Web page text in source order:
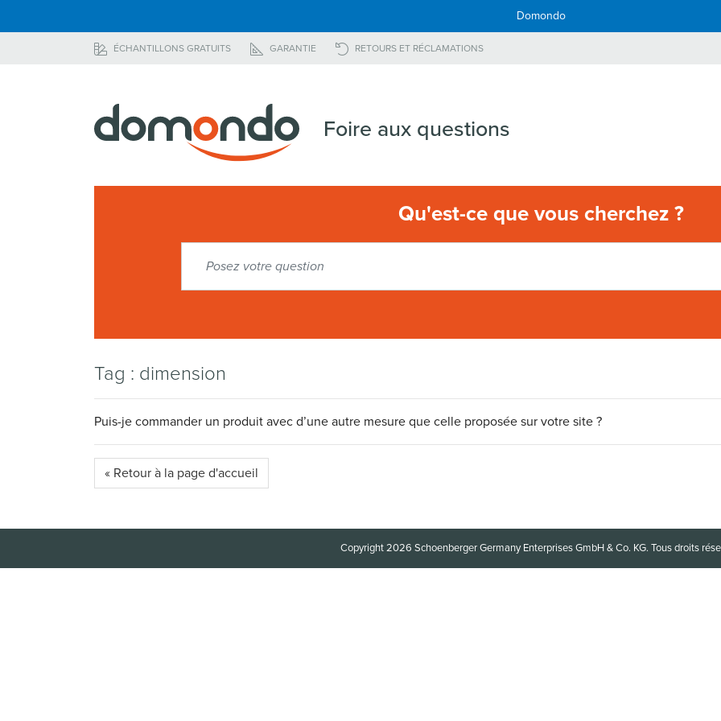
Domondo
ÉCHANTILLONS GRATUITS GARANTIE RETOURS ET RÉCLAMATIONS
Foire aux questions
Qu'est-ce que vous cherchez ?
Tag : dimension
Puis-je commander un produit avec d’une autre mesure que celle proposée sur votre site ?
« Retour à la page d'accueil
Copyright 2026 Schoenberger Germany Enterprises GmbH & Co. KG. Tous droits